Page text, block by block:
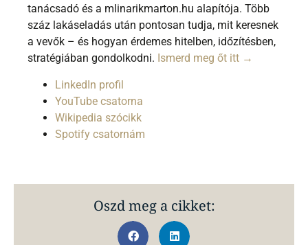
tanácsadó és a mlinarikmarton.hu alapítója. Több
száz lakáseladás után pontosan tudja, mit keresnek
a vevők – és hogyan érdemes hitelben, időzítésben,
stratégiában gondolkodni. Ismerd meg őt itt →
LinkedIn profil
YouTube csatorna
Wikipedia szócikk
Spotify csatornám
Oszd meg a cikket: